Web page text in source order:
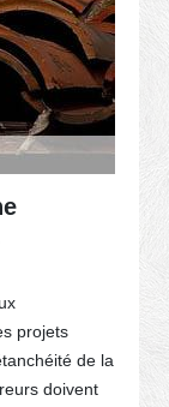
projets
de la
doivent